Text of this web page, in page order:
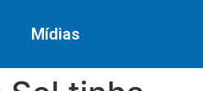
Mídias